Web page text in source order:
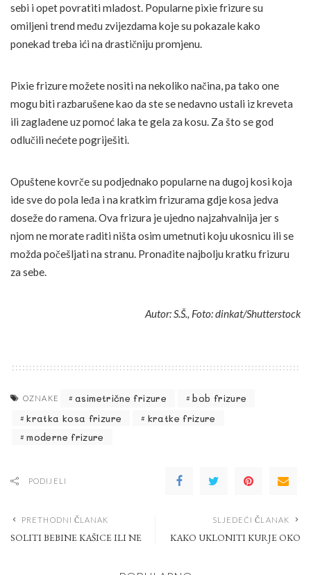
sebi i opet povratiti mladost. Popularne pixie frizure su
omiljeni trend među zvijezdama koje su pokazale kako
ponekad treba ići na drastičniju promjenu.
Pixie frizure možete nositi na nekoliko načina, pa tako one
mogu biti razbarušene kao da ste se nedavno ustali iz kreveta
ili zaglađene uz pomoć laka te gela za kosu. Za što se god
odlučili nećete pogriješiti.
Opuštene kovrče su podjednako popularne na dugoj kosi koja
ide sve do pola leđa i na kratkim frizurama gdje kosa jedva
doseže do ramena. Ova frizura je ujedno najzahvalnija jer s
njom ne morate raditi ništa osim umetnuti koju ukosnicu ili se
možda počešljati na stranu. Pronađite najbolju kratku frizuru
za sebe.
Autor: S.Š., Foto: dinkat/Shutterstock
OZNAKE asimetrične frizure
bob frizure
kratka kosa frizure
kratke frizure
moderne frizure
PODIJELI
PRETHODNI ČLANAK
SOLITI BEBINE KAŠICE ILI NE
SLJEDEĆI ČLANAK
KAKO UKLONITI KURJE OKO